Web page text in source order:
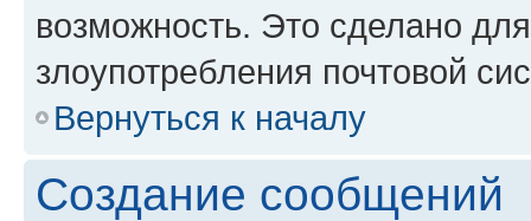
возможность. Это сделано
злоупотребления почтовой
Вернуться к началу
Создание сообщений